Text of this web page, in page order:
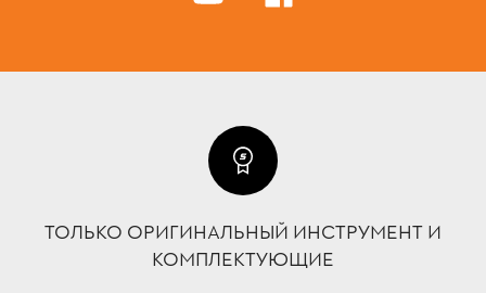
ТОЛЬКО ОРИГИНАЛЬНЫЙ ИНСТРУМЕНТ И
КОМПЛЕКТУЮЩИЕ